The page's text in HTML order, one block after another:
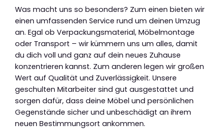
Was macht uns so besonders? Zum einen bieten wir
einen umfassenden Service rund um deinen Umzug
an. Egal ob Verpackungsmaterial, Möbelmontage
oder Transport – wir kümmern uns um alles, damit
du dich voll und ganz auf dein neues Zuhause
konzentrieren kannst. Zum anderen legen wir großen
Wert auf Qualität und Zuverlässigkeit. Unsere
geschulten Mitarbeiter sind gut ausgestattet und
sorgen dafür, dass deine Möbel und persönlichen
Gegenstände sicher und unbeschädigt an ihrem
neuen Bestimmungsort ankommen.